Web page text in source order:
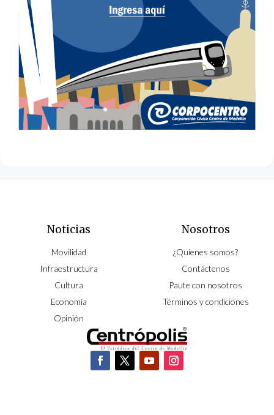
Noticias
Movilidad
Infraestructura
Cultura
Economía
Opinión
Nosotros
¿Quíenes somos?
Contáctenos
Paute con nosotros
Términos y condiciones